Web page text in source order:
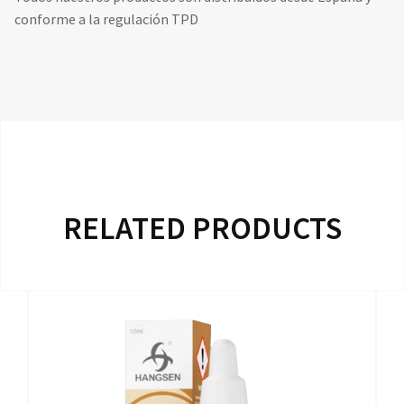
conforme a la regulación TPD
RELATED PRODUCTS